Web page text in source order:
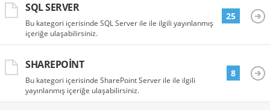
SQL SERVER
Bu kategori içerisinde SQL Server ile ile ilgili yayınlanmış
içeriğe ulaşabilirsiniz.
25
SHAREPOINT
Bu kategori içerisinde SharePoint Server ile ile ilgili
yayınlanmış içeriğe ulaşabilirsiniz.
8